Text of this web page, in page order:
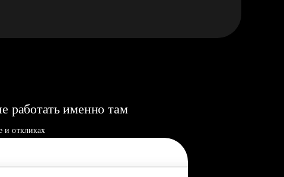
работать именно там
и откликах